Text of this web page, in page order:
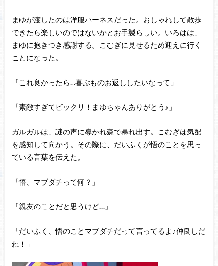
まゆが渡したのは洋服ハーネスだった。おしゃれして散歩
できたら楽しいのではないかとお手製らしい。いろはは、
まゆに抱きつき感謝する。こむぎに見せるため迎えに行く
ことになった。
「これ良かったら…喜ぶものお返ししたいなって」
「素敵すぎてビックリ！まゆちゃんありがとう♪」
ガルガルは、謎の声に導かれ森で暴れ出す。こむぎは気配
を感知して向かう。その際に、だいふくが悟のことを思っ
ている言葉を伝えた。
「悟、マブダチって何？」
「親友のことだと思うけど…」
「だいふく、悟のことマブダチだって言ってるよ♪仲良しだ
ね！」